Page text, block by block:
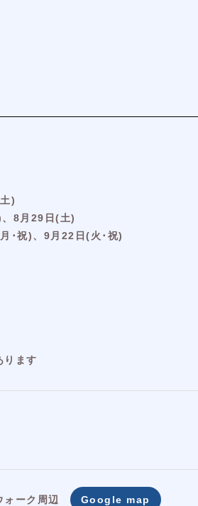
)
8月29日(土)
･祝)、9月22日(火･祝)
ります
ーク周辺 Google map